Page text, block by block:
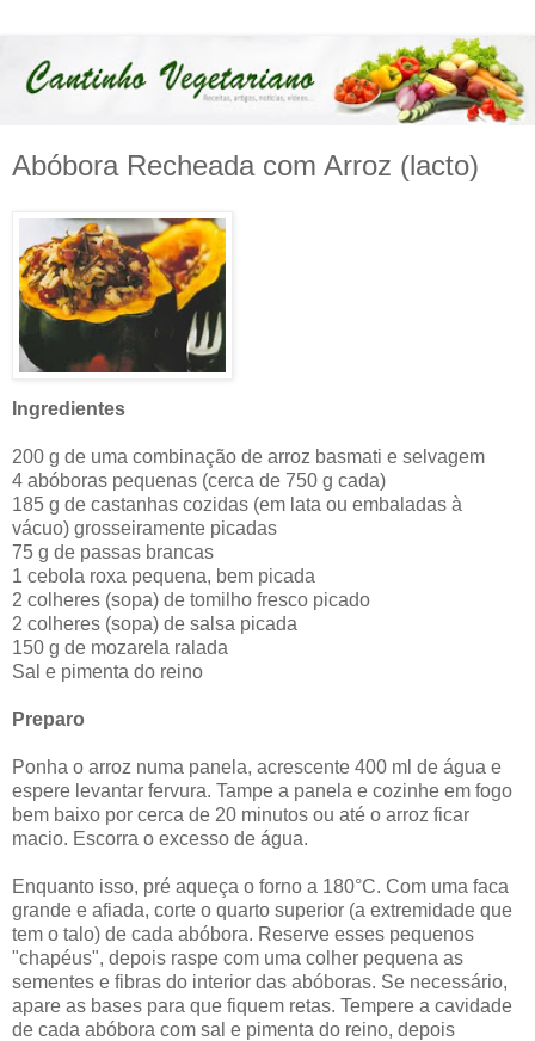
Abóbora Recheada com Arroz (lacto)
Ingredientes
200 g de uma combinação de arroz basmati e selvagem
4 abóboras pequenas (cerca de 750 g cada)
185 g de castanhas cozidas (em lata ou embaladas à
vácuo) grosseiramente picadas
75 g de passas brancas
1 cebola roxa pequena, bem picada
2 colheres (sopa) de tomilho fresco picado
2 colheres (sopa) de salsa picada
150 g de mozarela ralada
Sal e pimenta do reino
Preparo
Ponha o arroz numa panela, acrescente 400 ml de água e
espere levantar fervura. Tampe a panela e cozinhe em fogo
bem baixo por cerca de 20 minutos ou até o arroz ficar
macio. Escorra o excesso de água.
Enquanto isso, pré aqueça o forno a 180°C. Com uma faca
grande e afiada, corte o quarto superior (a extremidade que
tem o talo) de cada abóbora. Reserve esses pequenos
"chapéus", depois raspe com uma colher pequena as
sementes e fibras do interior das abóboras. Se necessário,
apare as bases para que fiquem retas. Tempere a cavidade
de cada abóbora com sal e pimenta do reino, depois